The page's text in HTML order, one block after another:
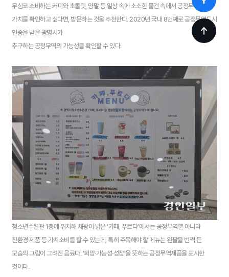
무심코 소비하는 커피와 초콜릿, 양말 등 일상 속에 소소한 물건 속에서 공정무역의
가치를 확인하고 싶다면, 방문하는 것을 추천한다. 2020년 국내 8번째로 공정무역도시
인증을 받은 광명시가
추구하는 공정무역의 가능성을 확인할 수 있다.
청소년수련관 1층에 위치해 채광이 밝은 ‘카페, 푸르다’에서는 공정무역뿐 아니라
친환경 제품 등 가치소비를 할 수 있는데, 특히 주목해야 할 메뉴는 왼팔을 번쩍 든
모습의 그림이 그려진 음료다. ‘희망·가능성·성장’을 뜻하는 공정무역제품을 표시한
것이다.